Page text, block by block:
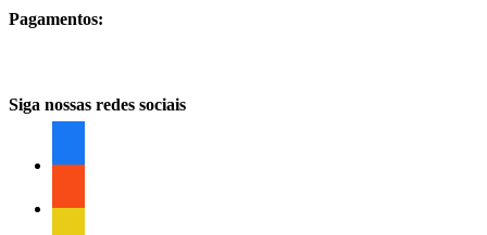
Pagamentos:
Siga nossas redes sociais